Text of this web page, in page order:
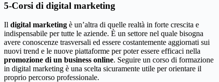
5-Corsi di digital marketing
Il digital marketing è un’altra di quelle realtà in forte crescita e
indispensabile per tutte le aziende. È un settore nel quale bisogna
avere conoscenze trasversali ed essere costantemente aggiornati sui
nuovi trend e le nuove piattaforme per poter essere efficaci nella
promozione di un business online. Seguire un corso di formazione
in digital marketing è una scelta sicuramente utile per orientare il
proprio percorso professionale.